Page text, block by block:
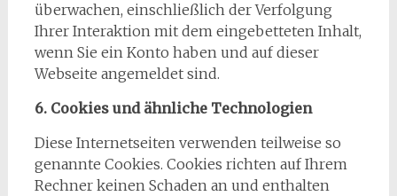
überwachen, einschließlich der Verfolgung
Ihrer Interaktion mit dem eingebetteten Inhalt,
wenn Sie ein Konto haben und auf dieser
Webseite angemeldet sind.
6. Cookies und ähnliche Technologien
Diese Internetseiten verwenden teilweise so
genannte Cookies. Cookies richten auf Ihrem
Rechner keinen Schaden an und enthalten